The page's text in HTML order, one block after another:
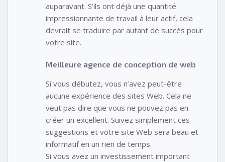
auparavant. S’ils ont déjà une quantité
impressionnante de travail à leur actif, cela
devrait se traduire par autant de succès pour
votre site.
Meilleure agence de conception de web
Si vous débutez, vous n’avez peut-être
aucune expérience des sites Web. Cela ne
veut pas dire que vous ne pouvez pas en
créer un excellent. Suivez simplement ces
suggestions et votre site Web sera beau et
informatif en un rien de temps.
Si vous avez un investissement important